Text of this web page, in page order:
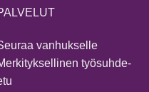
vanhukselle
työsuhde-